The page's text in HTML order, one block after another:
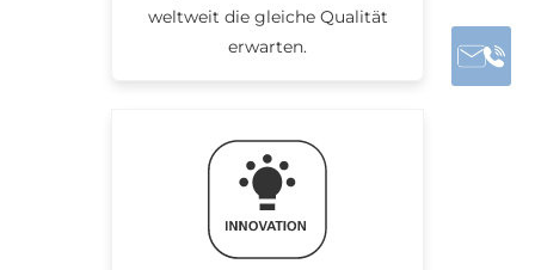
weltweit die gleiche Qualität
erwarten.